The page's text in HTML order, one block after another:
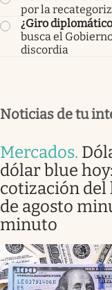
por la
¿Giro
busca el
discordia
Noticias de tu
Mercados.
dólar blue
cotización del
de agosto
minuto